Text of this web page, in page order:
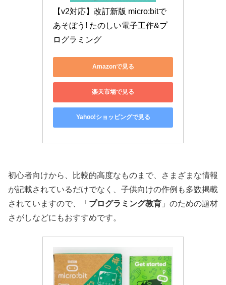
【v2対応】改訂新版 micro:bitで
あそぼう! たのしい電子工作&プ
ログラミング
Amazonで見る
楽天市場で見る
Yahoo!ショッピングで見る
初心者向けから、比較的高度なものまで、さまざまな情報
が記載されているだけでなく、子供向けの作例も多数掲載
されていますので、「 プログラミング教育 」のための題材
さがしなどにもおすすめです。